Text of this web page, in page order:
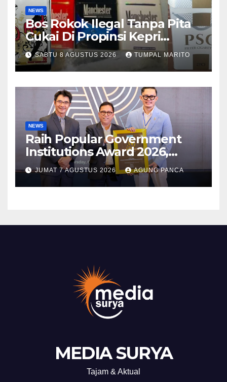
NEWS
Bos Rokok Ilegal Tanpa Pita
Cukai Di Propinsi Kepri
Semakin Marak
SABTU 8 AGUSTUS 2026 TUMPAL MARITO
NEWS
Raih Popular Government
Institutions Award 2026,
Kinerja Komunikasi Publik
Kementerian ATR/BPN
Kembali Diakui
JUMAT 7 AGUSTUS 2026 AGUNG PANCA
MEDIA SURYA
Tajam & Aktual